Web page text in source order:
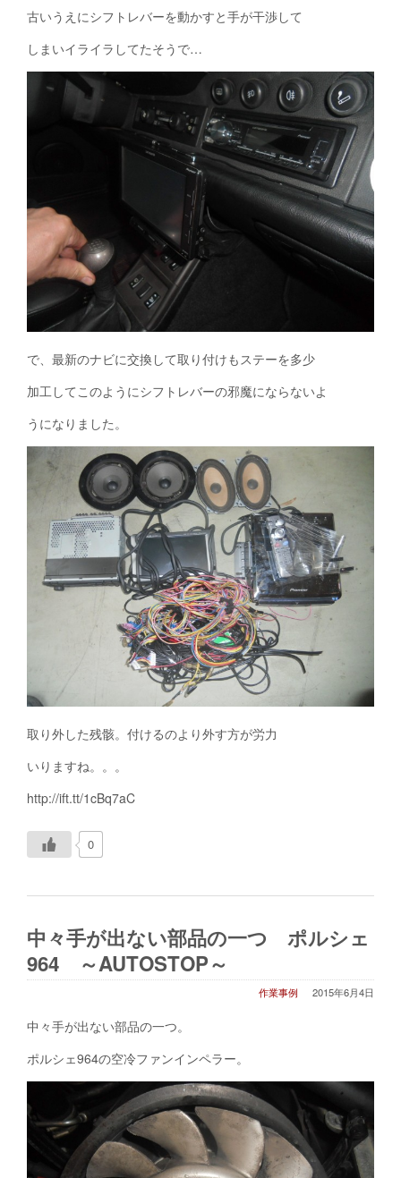
古いうえにシフトレバーを動かすと手が干渉して
しまいイライラしてたそうで…
で、最新のナビに交換して取り付けもステーを多少
加工してこのようにシフトレバーの邪魔にならないよ
うになりました。
取り外した残骸。付けるのより外す方が労力
いりますね。。。
http://ift.tt/1cBq7aC
0
中々手が出ない部品の一つ ポルシェ
964 ～AUTOSTOP～
2015年6月4日
作業事例
中々手が出ない部品の一つ。
ポルシェ964の空冷ファンインペラー。